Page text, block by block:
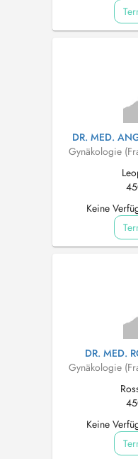
DR. MED.
Gynäkologie
Keine
DR. MED.
Gynäkologie
Keine